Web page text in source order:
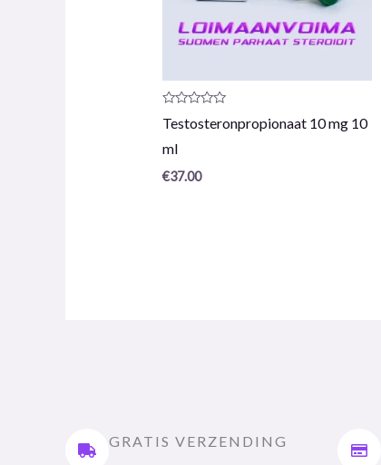
Productrecensie:
0
5
Testosteronpropionaat 10 mg 10
ml
€37.00
GRATIS VERZENDING